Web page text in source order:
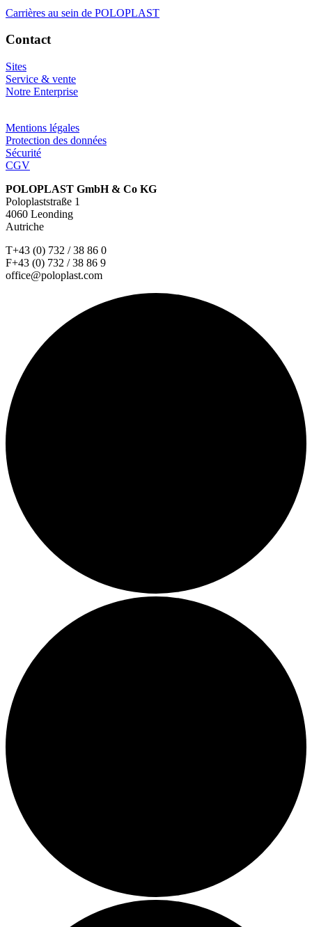
Carrières au sein de POLOPLAST
Contact
Sites
Service & vente
Notre Enterprise
Mentions légales
Protection des données
Sécurité
CGV
POLOPLAST GmbH & Co KG
Poloplaststraße 1
4060 Leonding
Autriche
T+43 (0) 732 / 38 86 0
F+43 (0) 732 / 38 86 9
office@poloplast.com